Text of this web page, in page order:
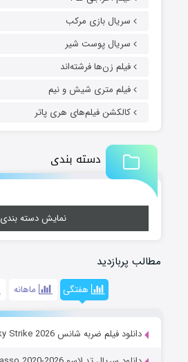
سریال بازی مرکب
سریال پوست شیر
فیلم زن‌ها فرشته‌اند
فیلم متری شیش و نیم
کالکشن فیلم‌های هری پاتر
دسته بندی
نمایش دسته بندی
مطالب پربازدید
هفتگی ماهانه
دانلود فیلم ضربه شانس Lucky Strike 2026